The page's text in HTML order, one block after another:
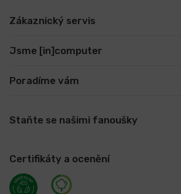
Zákaznický servis
Jsme [in]computer
Poradíme vám
Staňte se našimi fanoušky
Certifikáty a ocenění